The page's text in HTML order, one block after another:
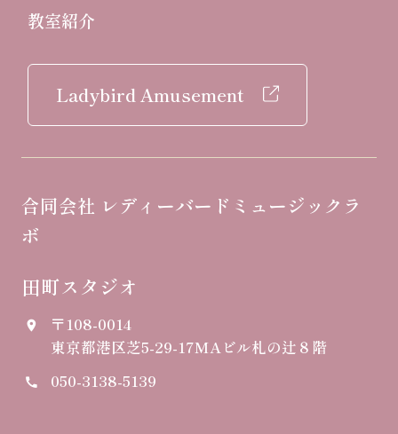
教室紹介
Ladybird Amusement
合同会社 レディーバードミュージックラ
ボ
田町スタジオ
place
〒108-0014
東京都港区芝5-29-17MAビル札の辻８階
call 050-3138-5139